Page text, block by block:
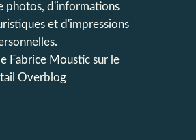
photos, d'informations
et d'impressions
Fabrice Moustic sur le
Overblog